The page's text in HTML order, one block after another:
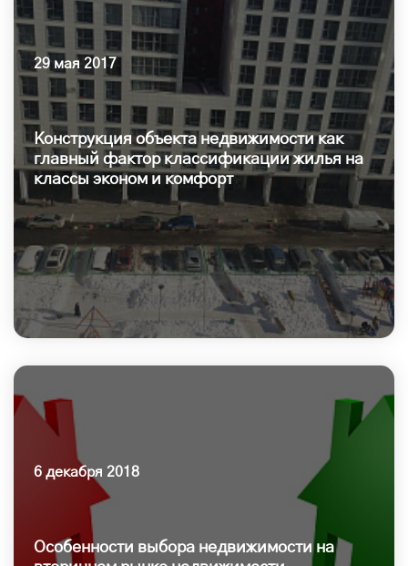
29 мая 2017
Конструкция объекта недвижимости как
главный фактор классификации жилья на
классы эконом и комфорт
6 декабря 2018
Особенности выбора недвижимости на